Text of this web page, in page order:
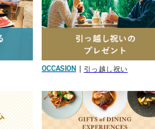
OCCASION 引っ越し祝い